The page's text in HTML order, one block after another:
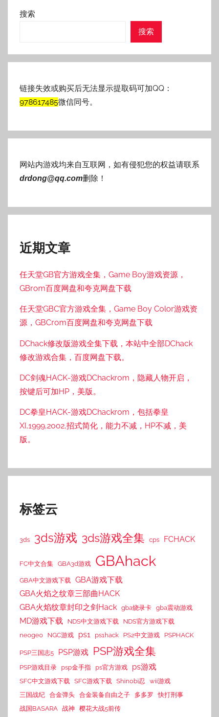
搜索
搜索
链接失效或购买后无法显示提取码可加QQ：
978617485微信同号。
网站内游戏均来自互联网，如有侵犯您的权益请联系
drdong@qq.com删除！
近期文章
任天堂GB官方游戏全集，Game Boy游戏资源，
GBrom百度网盘和夸克网盘下载
任天堂GBC官方游戏全集，Game Boy Color游戏资
源，GBCrom百度网盘和夸克网盘下载
DChack修改版游戏全集下载，本站中全部DChack
修改游戏合集，百度网盘下载。
DC剑魂HACK-游戏DChackrom，隐藏人物开启，
按键后可加HP，美版。
DC拳皇HACK-游戏DChackrom，包括拳皇
XI,1999,2002,招式简化，能力不减，HP不减，美
版。
标签云
3ds 3ds游戏 3ds游戏全集 cps FCHACK
FC中文合集 GBA3d游戏 GBAhack
GBA中文游戏下载
GBA游戏下载
GBA火焰之纹章三部曲HACK
GBA火焰纹章封印之剑Hack gba烧录卡 gba震动游戏
MD游戏下载 NDS中文游戏下载
NDS官方游戏下载
neogeo
NGC游戏 ps1 ps1hack PS2中文游戏 PSPHACK
PSP三国志5 PSP游戏 PSP游戏全集
PSP游戏目录 psp金手指 ps官方游戏 ps游戏
SFC中文游戏下载 SFC游戏下载 Shinobi忍
wii游戏
三国战纪 合金弹头 合金装备自由之子 多多罗
快打刑事
战国BASARA 战神 樱花大战5前传